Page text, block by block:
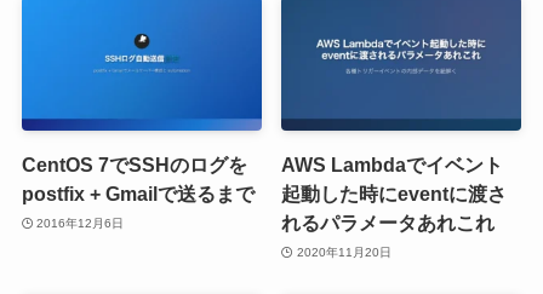
CentOS 7でSSHのログを
postfix + Gmailで送るまで
2016年12月6日
AWS Lambdaでイベント
起動した時にeventに渡さ
れるパラメータあれこれ
2020年11月20日